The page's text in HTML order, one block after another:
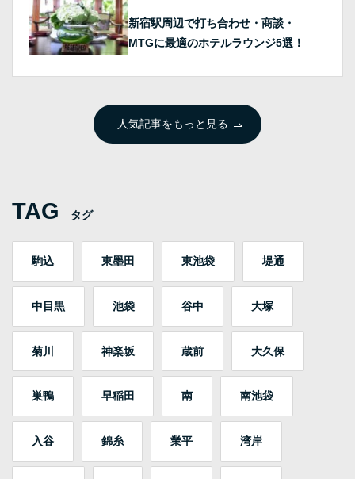
新宿駅周辺で打ち合わせ・商談・
MTGに最適のホテルラウンジ5選！
人気記事をもっと見る
TAG タグ
駒込 東墨田 東池袋 堤通
中目黒 池袋 谷中 大塚
菊川 神楽坂 蔵前 大久保
巣鴨 早稲田 南 南池袋
入谷 錦糸 業平 湾岸